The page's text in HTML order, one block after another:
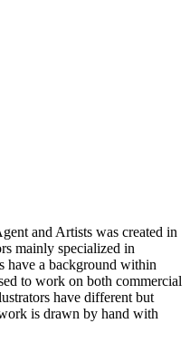
and Artists was created in
mainly specialized in
have a background within
to work on both commercial
have different but
is drawn by hand with